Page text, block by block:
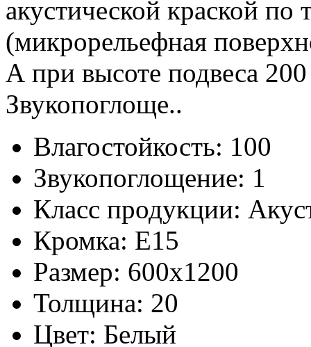
акустической краской по
(микрорельефная
А при высоте подвеса
Звукопоглоще..
Влагостойкость: 100
Звукопоглощение: 1
Класс продукции:
Кромка: E15
Размер: 600x1200
Толщина: 20
Цвет: Белый